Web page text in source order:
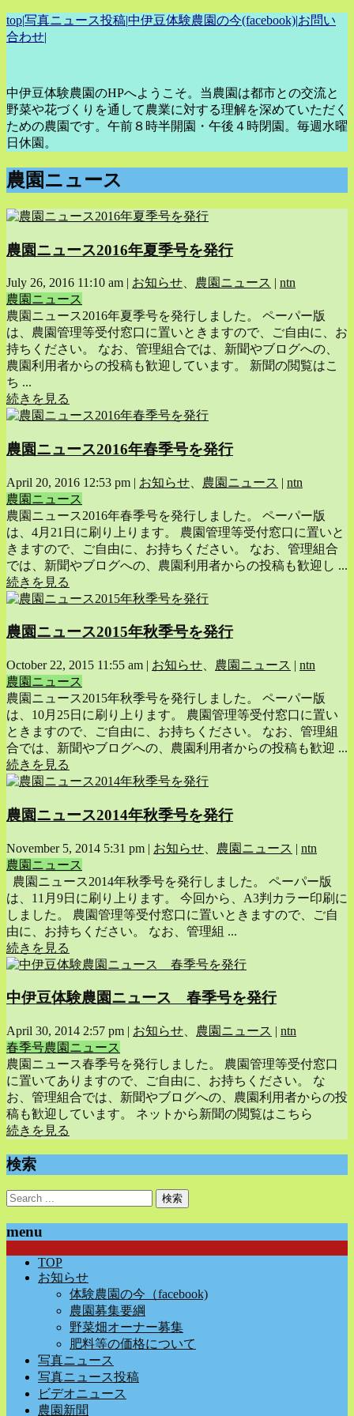
top|写真ニュース投稿|中伊豆体験農園の今(facebook)|お問い
合わせ|
中伊豆体験農園のHPへようこそ。当農園は都市との交流と
野菜や花づくりを通して農業に対する理解を深めていただく
ための農園です。午前８時半開園・午後４時閉園。毎週水曜
日休園。
農園ニュース
農園ニュース2016年夏季号を発行
July 26, 2016 11:10 am | お知らせ 農園ニュース | ntn
農園ニュース
農園ニュース2016年夏季号を発行しました。 ペーパー版
は、農園管理等受付窓口に置いときますので、ご自由に、お
持ちください。 なお、管理組合では、新聞やブログへの、
農園利用者からの投稿も歓迎しています。 新聞の閲覧はこ
ち ...
続きを見る
農園ニュース2016年春季号を発行
April 20, 2016 12:53 pm | お知らせ 農園ニュース | ntn
農園ニュース
農園ニュース2016年春季号を発行しました。 ペーパー版
は、4月21日に刷り上ります。 農園管理等受付窓口に置いと
きますので、ご自由に、お持ちください。 なお、管理組合
では、新聞やブログへの、農園利用者からの投稿も歓迎し ...
続きを見る
農園ニュース2015年秋季号を発行
October 22, 2015 11:55 am | お知らせ 農園ニュース | ntn
農園ニュース
農園ニュース2015年秋季号を発行しました。 ペーパー版
は、10月25日に刷り上ります。 農園管理等受付窓口に置い
ときますので、ご自由に、お持ちください。 なお、管理組
合では、新聞やブログへの、農園利用者からの投稿も歓迎 ...
続きを見る
農園ニュース2014年秋季号を発行
November 5, 2014 5:31 pm | お知らせ 農園ニュース | ntn
農園ニュース
農園ニュース2014年秋季号を発行しました。 ペーパー版
は、11月9日に刷り上ります。 今回から、A3判カラー印刷に
しました。 農園管理等受付窓口に置いときますので、ご自
由に、お持ちください。 なお、管理組 ...
続きを見る
中伊豆体験農園ニュース 春季号を発行
April 30, 2014 2:57 pm | お知らせ 農園ニュース | ntn
春季号農園ニュース
農園ニュース春季号を発行しました。 農園管理等受付窓口
に置いてありますので、ご自由に、お持ちください。 な
お、管理組合では、新聞やブログへの、農園利用者からの投
稿も歓迎しています。 ネットから新聞の閲覧はこちら
続きを見る
検索
menu
TOP
お知らせ
体験農園の今（facebook)
農園募集要綱
野菜畑オーナー募集
肥料等の価格について
写真ニュース
写真ニュース投稿
ビデオニュース
農園新聞